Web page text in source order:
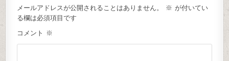
メールアドレスが公開されることはありません。 ※ が付いてい
る欄は必須項目です
コメント ※